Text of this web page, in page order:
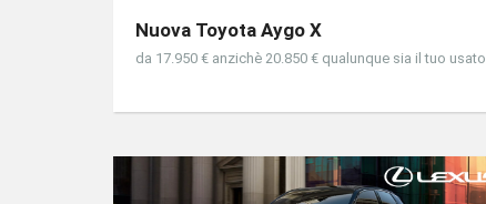
Nuova Toyota Aygo X
da 17.950 € anzichè 20.850 € qualunque sia il tuo usato